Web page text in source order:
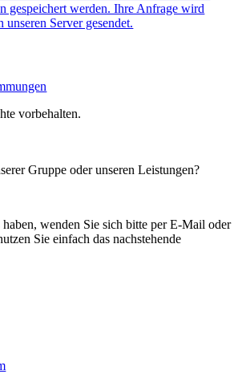
gespeichert werden. Ihre Anfrage wird
unseren Server gesendet.
vorbehalten.
Gruppe oder unseren Leistungen?
wenden Sie sich bitte per E-Mail oder
Sie einfach das nachstehende